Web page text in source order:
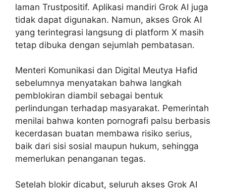
laman Trustpositif. Aplikasi mandiri Grok AI juga
tidak dapat digunakan. Namun, akses Grok AI
yang terintegrasi langsung di platform X masih
tetap dibuka dengan sejumlah pembatasan.
Menteri Komunikasi dan Digital Meutya Hafid
sebelumnya menyatakan bahwa langkah
pemblokiran diambil sebagai bentuk
perlindungan terhadap masyarakat. Pemerintah
menilai bahwa konten pornografi palsu berbasis
kecerdasan buatan membawa risiko serius,
baik dari sisi sosial maupun hukum, sehingga
memerlukan penanganan tegas.
Setelah blokir dicabut, seluruh akses Grok AI